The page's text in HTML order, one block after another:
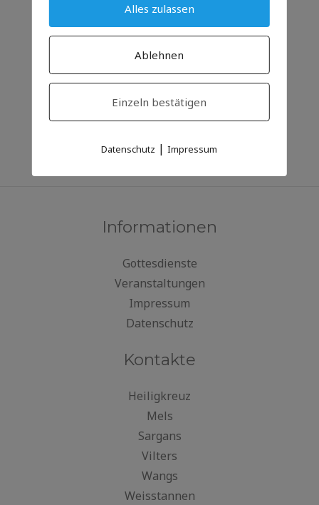
KATEGORIE
Anlass
für Familien
Informationen
Gottesdienste
Veranstaltungen
Impressum
Datenschutz
Kontakte
Heiligkreuz
Mels
Sargans
Vilters
Wangs
Weisstannen
Alles zulassen
Ablehnen
Einzeln bestätigen
Datenschutz |Impressum